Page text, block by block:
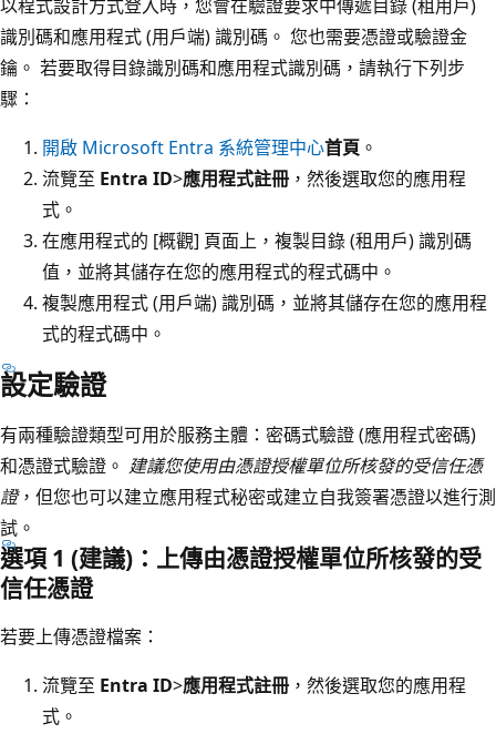
以程式設計方式登入時，您會在驗證要求中傳遞目錄 (租用戶)
識別碼和應用程式 (用戶端) 識別碼。 您也需要憑證或驗證金
鑰。 若要取得目錄識別碼和應用程式識別碼，請執行下列步
驟：
開啟 Microsoft Entra 系統管理中心首頁 。
流覽至 Entra ID>應用程式註冊 ，然後選取您的應用程
式。
在應用程式的 [概觀] 頁面上，複製目錄 (租用戶) 識別碼
值，並將其儲存在您的應用程式的程式碼中。
複製應用程式 (用戶端) 識別碼，並將其儲存在您的應用程
式的程式碼中。
設定驗證
有兩種驗證類型可用於服務主體：密碼式驗證 (應用程式密碼)
和憑證式驗證。 建議您使用由憑證授權單位所核發的受信任憑
證，但您也可以建立應用程式秘密或建立自我簽署憑證以進行測
試。
選項 1 (建議)：上傳由憑證授權單位所核發的受
信任憑證
若要上傳憑證檔案：
流覽至 Entra ID>應用程式註冊 ，然後選取您的應用程
式。